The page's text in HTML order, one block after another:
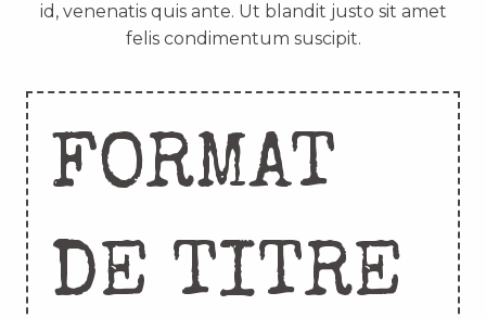
id, venenatis quis ante. Ut blandit justo sit amet
felis condimentum suscipit.
FORMAT
DE TITRE